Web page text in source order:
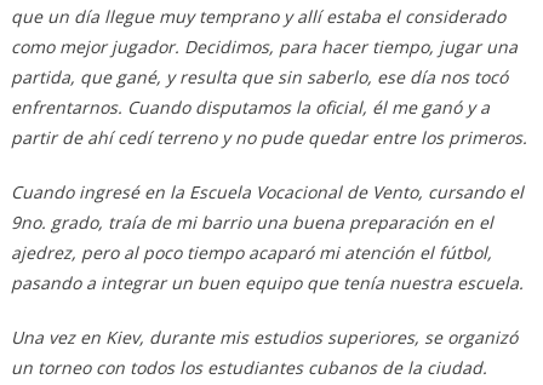
que un día llegue muy temprano y allí estaba el considerado
como mejor jugador. Decidimos, para hacer tiempo, jugar una
partida, que gané, y resulta que sin saberlo, ese día nos tocó
enfrentarnos. Cuando disputamos la oficial, él me ganó y a
partir de ahí cedí terreno y no pude quedar entre los primeros.
Cuando ingresé en la Escuela Vocacional de Vento, cursando el
9no. grado, traía de mi barrio una buena preparación en el
ajedrez, pero al poco tiempo acaparó mi atención el fútbol,
pasando a integrar un buen equipo que tenía nuestra escuela.
Una vez en Kiev, durante mis estudios superiores, se organizó
un torneo con todos los estudiantes cubanos de la ciudad.